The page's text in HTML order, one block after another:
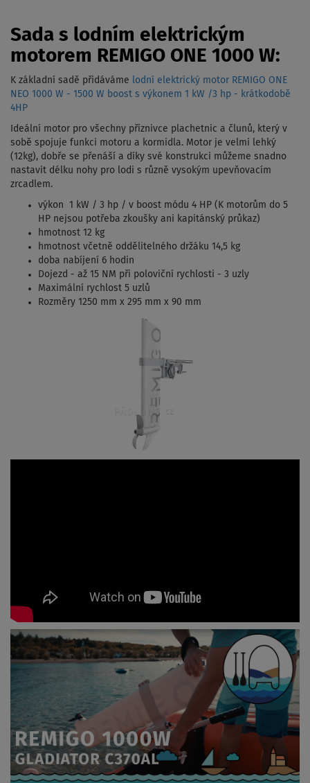
Sada s lodním elektrickým
motorem REMIGO ONE 1000 W:
K základní sadě přidáváme
lodní elektrický motor REMIGO ONE
NEO 1000 W - 1500 W boost s výkonem 1 kW /3 hp - krátkodobě
4HP
Ideální motor pro všechny příznivce plachetnic a člunů, který v
sobě spojuje funkci motoru a kormidla. Motor je velmi lehký
(12kg), dobře se přenáší a díky své konstrukci můžeme snadno
nastavit délku nohy pro lodi s různě vysokým upevňovacím
zrcadlem.
výkon 1 kW / 3 hp / v boost módu 4 HP (K motorům do 5
HP nejsou potřeba zkoušky ani kapitánský průkaz)
hmotnost 12 kg
hmotnost včetně oddělitelného držáku 14,5 kg
doba nabíjení 6 hodin
Dojezd - až 15 NM při poloviční rychlosti - 3 uzly
Maximální rychlost 5 uzlů
Rozměry 1250 mm x 295 mm x 90 mm